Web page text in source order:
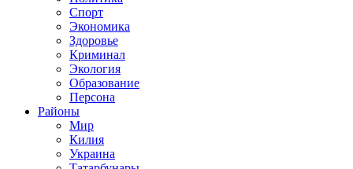
Спорт
Экономика
Здоровье
Криминал
Экология
Образование
Персона
Районы
Мир
Килия
Украина